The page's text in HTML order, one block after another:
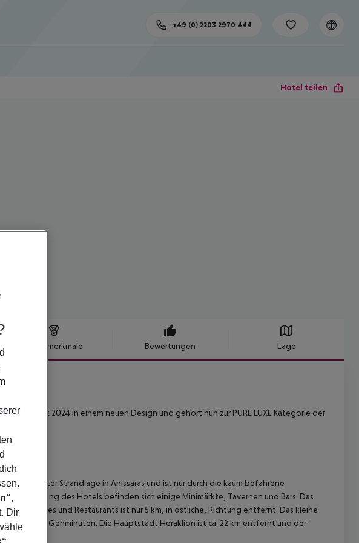
+49 (0) 2203 2970 444
Hotel teilen
Hotelmerkmale Bewertungen Lage
Gäste seit 2024 in einem neuen Design und gehört nun zur PURE LUXE Kategorie der
sich in bester Strandlage in Anissaras und ist nur durch die kaum befahrene
Umgebung des Hotels befinden sich einige Minimärkte, Tavernen und Bars. Das
Bars, Cafes und Restaurants ist nur 5 km, in östliche, Richtung entfernt. Das kleine
in 15 Gehminuten. Die Hauptstadt Heraklion ist ca. 22 km entfernt und der
,
Dir